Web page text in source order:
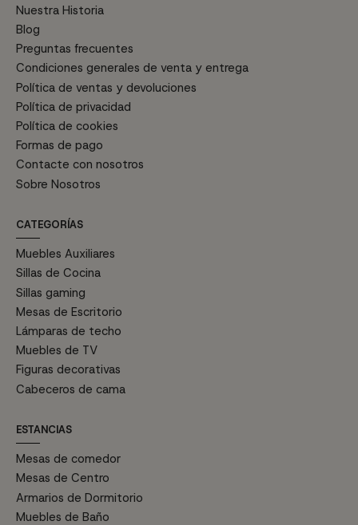
Nuestra Historia
Blog
Preguntas frecuentes
Condiciones generales de venta y entrega
Política de ventas y devoluciones
Política de privacidad
Política de cookies
Formas de pago
Contacte con nosotros
Sobre Nosotros
CATEGORÍAS
Muebles Auxiliares
Sillas de Cocina
Sillas gaming
Mesas de Escritorio
Lámparas de techo
Muebles de TV
Figuras decorativas
Cabeceros de cama
ESTANCIAS
Mesas de comedor
Mesas de Centro
Armarios de Dormitorio
Muebles de Baño